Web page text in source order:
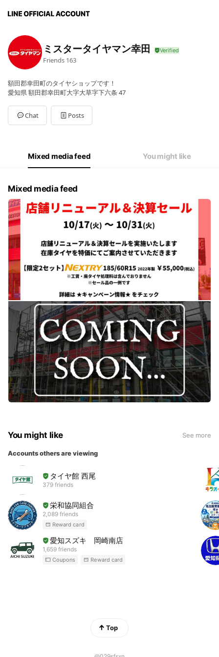
ミスタータイヤマン幸田
Friends 163
額田郡幸田町のタイヤショップです！
愛知県 額田郡幸田町大字大草字下六条 47
Chat Posts
Mixed media feed You might like
Mixed media feed
You might like See more
Accounts others are viewing
タイヤ館 西尾
379 friends
栄和協同組合
2,089 friends
Reward card
愛知スズキ 岡崎南店
1,659 friends
Coupons Reward card
Top